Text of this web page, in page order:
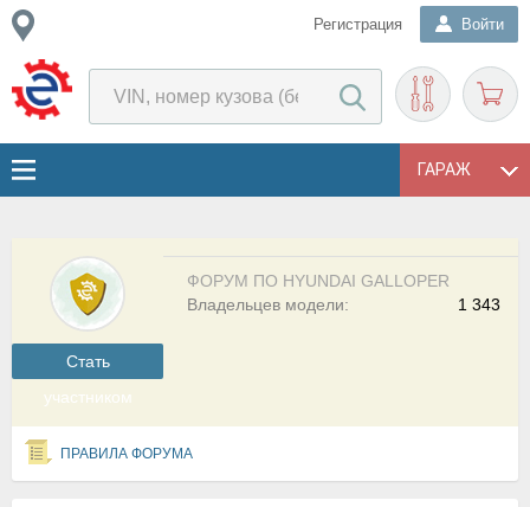
Регистрация Войти
ГАРАЖ
Cтать
участником
ФОРУМ ПО HYUNDAI GALLOPER
1 343
Владельцев модели:
ПРАВИЛА ФОРУМА